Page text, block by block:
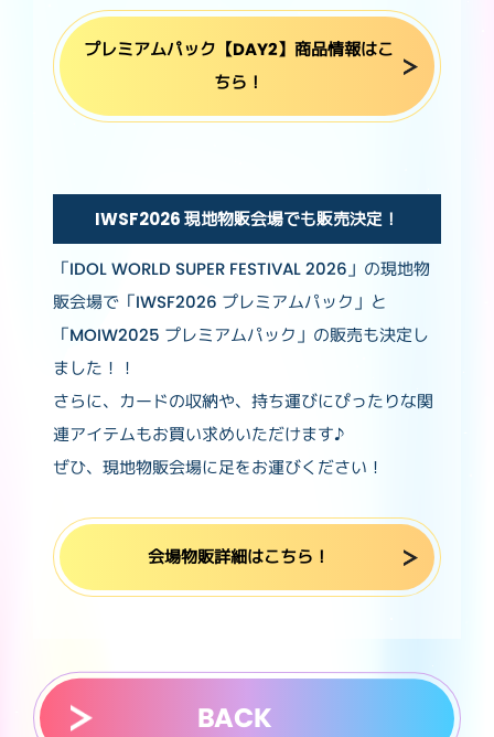
プレミアムパック【DAY2】商品情報はこ
ちら！
IWSF2026 現地物販会場でも販売決定！
「IDOL WORLD SUPER FESTIVAL 2026」の現地物
販会場で「IWSF2026 プレミアムパック」と
「MOIW2025 プレミアムパック」の販売も決定し
ました！！
さらに、カードの収納や、持ち運びにぴったりな関
連アイテムもお買い求めいただけます♪
ぜひ、現地物販会場に足をお運びください！
会場物販詳細はこちら！
BACK